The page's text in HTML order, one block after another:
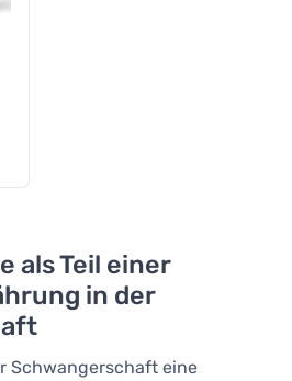
als Teil einer
in der
Schwangerschaft eine